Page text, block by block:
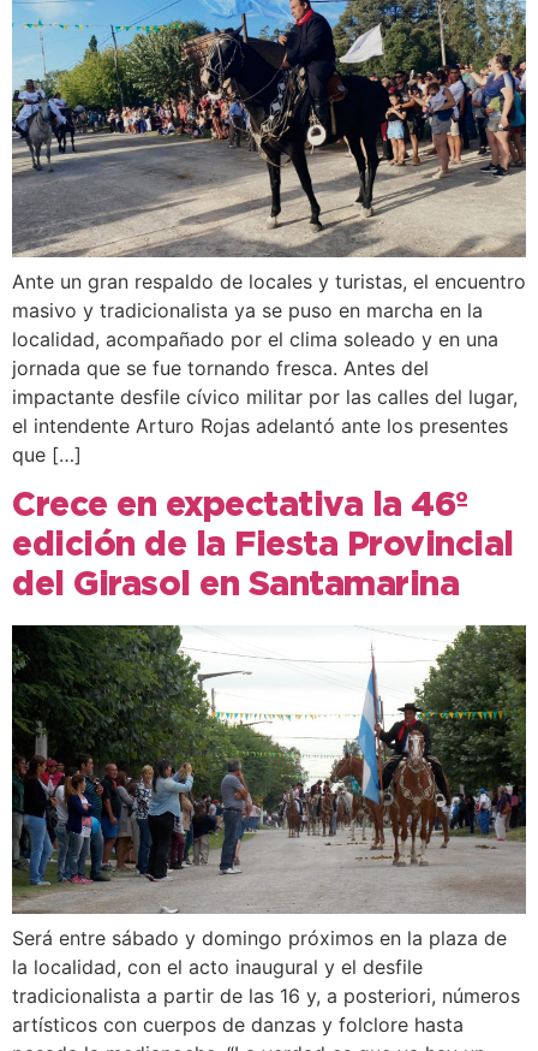
Ante un gran respaldo de locales y turistas, el encuentro
masivo y tradicionalista ya se puso en marcha en la
localidad, acompañado por el clima soleado y en una
jornada que se fue tornando fresca. Antes del
impactante desfile cívico militar por las calles del lugar,
el intendente Arturo Rojas adelantó ante los presentes
que […]
Crece en expectativa la 46º
edición de la Fiesta Provincial
del Girasol en Santamarina
Será entre sábado y domingo próximos en la plaza de
la localidad, con el acto inaugural y el desfile
tradicionalista a partir de las 16 y, a posteriori, números
artísticos con cuerpos de danzas y folclore hasta